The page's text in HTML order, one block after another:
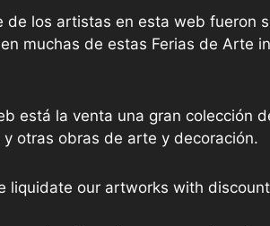
de los artistas en esta web fueron
muchas de estas Ferias de Arte
está la venta una gran colección
y otras obras de arte y decoración.
liquidate our artworks with